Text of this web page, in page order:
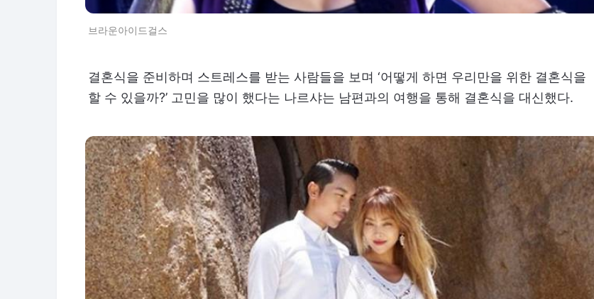
브라운아이드걸스
결혼식을 준비하며 스트레스를 받는 사람들을 보며 ‘어떻게 하면 우리만을 위한 결혼식을
할 수 있을까?’ 고민을 많이 했다는 나르샤는 남편과의 여행을 통해 결혼식을 대신했다.